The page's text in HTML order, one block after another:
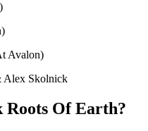
Avalon)
Alex Skolnick
Of Earth?